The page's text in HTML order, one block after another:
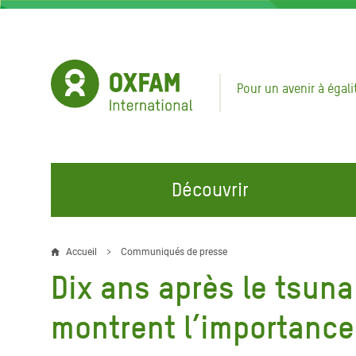
Aller
Pour un avenir à
Découvrir
NOS DOMAINES D'ACTION
Eau et Assainissement
Alimentation, Climat et
Ressources Naturelles
au
Crise
REJOINDRE NOS CAMPAGNES
Climate Justice
Hands Off Our Spaces
Rejoignez la Communauté
d'Ariane
Accueil Communiqués de presse
Dix ans après le
montrent